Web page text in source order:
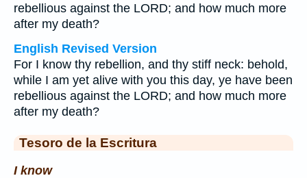
rebellious against the LORD; and how much more
after my death?
English Revised Version
For I know thy rebellion, and thy stiff neck: behold,
while I am yet alive with you this day, ye have been
rebellious against the LORD; and how much more
after my death?
Tesoro de la Escritura
I know